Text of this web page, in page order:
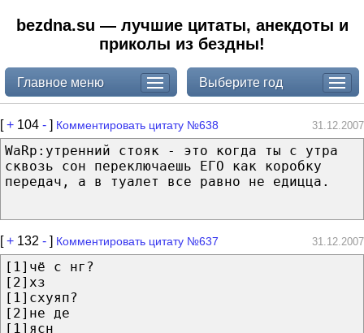
bezdna.su — лучшие цитаты, анекдоты и
приколы из бездны!
Главное меню Выберите год
[+ 104 - ] Комментировать цитату №638 31.12.2007
WaRp:утренний стояк - это когда ты с утра
сквозь сон переключаешь ЕГО как коробку
передач, а в туалет все равно не едицца.
[+ 132 - ] Комментировать цитату №637 31.12.2007
[1]чё с нг?
[2]хз
[1]схуяп?
[2]не де
[1]ясн